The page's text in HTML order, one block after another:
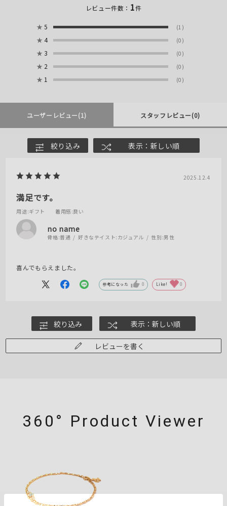
レビュー件数： 1件
★ 5 (1)
★ 4 (0)
★ 3 (0)
★ 2 (0)
★ 1 (0)
ユーザーレビュー(1) スタッフレビュー(0)
絞り込み 表示：新しい順
2025.12.4
満足です。
用途:ギフト 着用感:良い
no name
骨格:普通 好きなテイスト: カジュアル 性別:男性
喜んでもらえました。
参考になった 0 Like! 0
絞り込み 表示：新しい順
レビューを書く
360° Product Viewer